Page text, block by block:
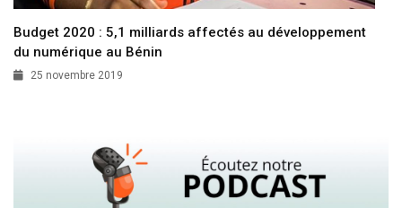
Budget 2020 : 5,1 milliards affectés au développement
du numérique au Bénin
25 novembre 2019